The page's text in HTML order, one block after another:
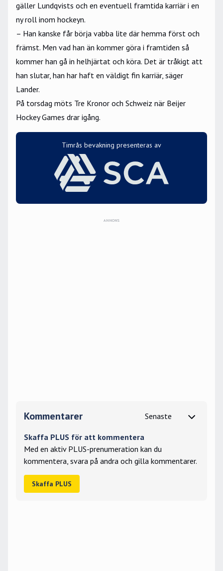
gäller Lundqvists och en eventuell framtida karriär i en
ny roll inom hockeyn.
– Han kanske får börja vabba lite där hemma först och
främst. Men vad han än kommer göra i framtiden så
kommer han gå in helhjärtat och köra. Det är tråkigt att
han slutar, han har haft en väldigt fin karriär, säger
Lander.
På torsdag möts Tre Kronor och Schweiz när Beijer
Hockey Games drar igång.
Timrås bevakning presenteras av
Kommentarer
Skaffa PLUS för att kommentera
Med en aktiv PLUS-prenumeration kan du
kommentera, svara på andra och gilla kommentarer.
Skaffa PLUS